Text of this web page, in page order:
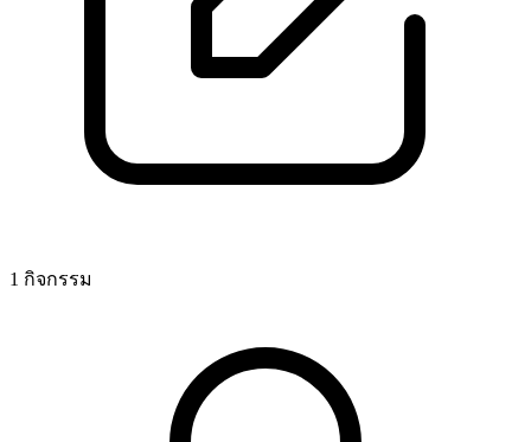
1 กิจกรรม